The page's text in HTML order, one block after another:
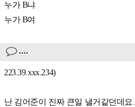
누가 B냐
누가 B여
....
223.39.xxx.234)
난 김어준이 진짜 큰일 낼거같던데요.